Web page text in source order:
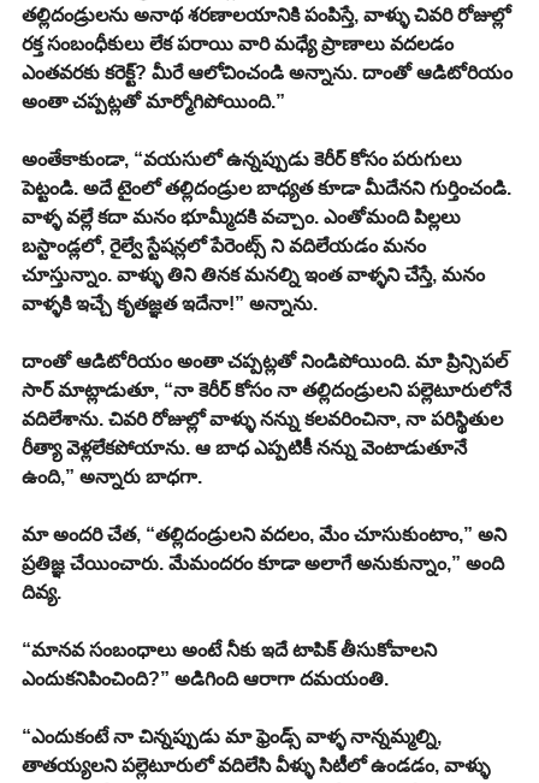
తల్లిదండ్రులను అనాథ శరణాలయానికి పంపిస్తే, వాళ్ళు చివరి రోజుల్లో
రక్త సంబంధీకులు లేక పరాయి వారి మధ్యే ప్రాణాలు వదలడం
ఎంతవరకు కరెక్ట్? మీరే ఆలోచించండి అన్నాను. దాంతో ఆడిటోరియం
అంతా చప్పట్లతో మార్మోగిపోయింది.”
అంతేకాకుండా, “వయసులో ఉన్నప్పుడు కెరీర్ కోసం పరుగులు
పెట్టండి. అదే టైంలో తల్లిదండ్రుల బాధ్యత కూడా మీదేనని గుర్తించండి.
వాళ్ళ వల్లే కదా మనం భూమ్మీదకి వచ్చాం. ఎంతోమంది పిల్లలు
బస్టాండ్లలో, రైల్వే స్టేషన్లలో పేరెంట్స్ ని వదిలేయడం మనం
చూస్తున్నాం. వాళ్ళు తిని తినక మనల్ని ఇంత వాళ్ళని చేస్తే, మనం
వాళ్ళకి ఇచ్చే కృతజ్ఞత ఇదేనా!” అన్నాను.
దాంతో ఆడిటోరియం అంతా చప్పట్లతో నిండిపోయింది. మా ప్రిన్సిపల్
సార్ మాట్లాడుతూ, “నా కెరీర్ కోసం నా తల్లిదండ్రులని పల్లెటూరులోనే
వదిలేశాను. చివరి రోజుల్లో వాళ్ళు నన్ను కలవరించినా, నా పరిస్థితుల
రీత్యా వెళ్లలేకపోయాను. ఆ బాధ ఎప్పటికీ నన్ను వెంటాడుతూనే
ఉంది,” అన్నారు బాధగా.
మా అందరి చేత, “తల్లిదండ్రులని వదలం, మేం చూసుకుంటాం,” అని
ప్రతిజ్ఞ చేయించారు. మేమందరం కూడా అలాగే అనుకున్నాం,” అంది
దివ్య.
“మానవ సంబంధాలు అంటే నీకు ఇదే టాపిక్ తీసుకోవాలని
ఎందుకనిపించింది?” అడిగింది ఆరాగా దమయంతి.
“ఎందుకంటే నా చిన్నప్పుడు మా ఫ్రెండ్స్ వాళ్ళ నాన్నమ్మల్ని,
తాతయ్యలని పల్లెటూరులో వదిలేసి వీళ్ళు సిటీలో ఉండడం, వాళ్ళు